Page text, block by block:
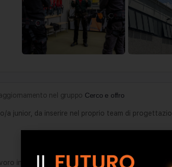
nel gruppo Cerco e offro
a junior, da inserire nel proprio team di
in team